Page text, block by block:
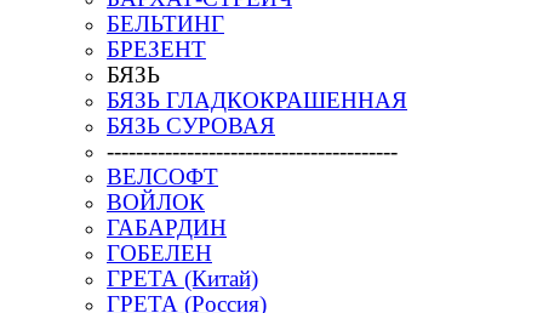
БЕЛЬТИНГ
БРЕЗЕНТ
БЯЗЬ
БЯЗЬ ГЛАДКОКРАШЕННАЯ
БЯЗЬ СУРОВАЯ
----------------------------------------
ВЕЛСОФТ
ВОЙЛОК
ГАБАРДИН
ГОБЕЛЕН
ГРЕТА (Китай)
ГРЕТА (Россия)